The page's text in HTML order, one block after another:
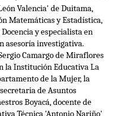
Valencia' de Duitama,
Matemáticas y Estadística,
y especialista en
asesoría investigativa.
Camargo de Miraflores
la Institución Educativa La
de la Mujer, la
de Asuntos
Boyacá, docente de
Técnica 'Antonio Nariño'